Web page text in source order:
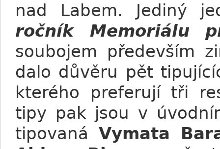
nad Labem. Jediný
ročník Memoriálu
soubojem především
dalo důvěru pět
kterého preferují tři
tipy pak jsou v
tipovanáVymata